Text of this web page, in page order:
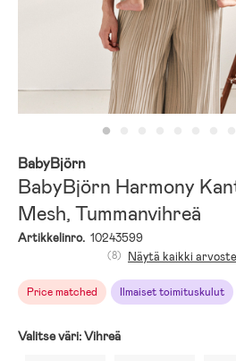
BabyBjörn
BabyBjörn Harmony
Mesh, Tummanvihreä
Artikkelinro. 10243599
Price matched Ilmaiset toimituskulut
(8) Näytä kaikki
Valitse väri:Vihreä